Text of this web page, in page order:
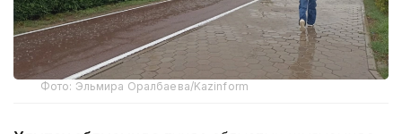
Фото: Эльмира Оралбаева/Kazinform